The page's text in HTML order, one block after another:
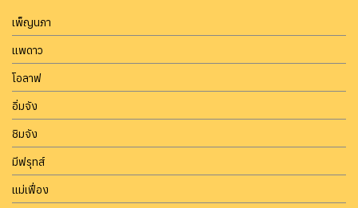
เพ็ญนภา
แพดาว
โอลาฟ
อิ่มจัง
ชิมจัง
มีฟรุทส์
แม่เฟื่อง